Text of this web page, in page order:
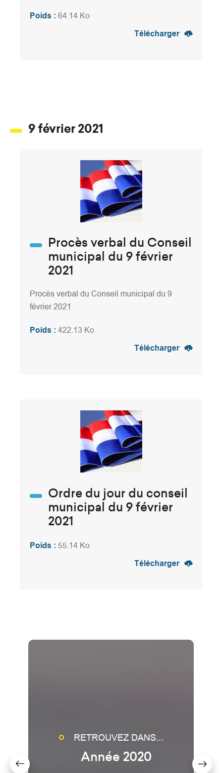
Poids : 64.14 Ko
Télécharger
9 février 2021
Procès verbal du Conseil
municipal du 9 février
2021
Procès verbal du Conseil municipal du 9
février 2021
Poids : 422.13 Ko
Télécharger
Ordre du jour du conseil
municipal du 9 février
2021
Poids : 55.14 Ko
Télécharger
RETROUVEZ DANS...
Année 2020